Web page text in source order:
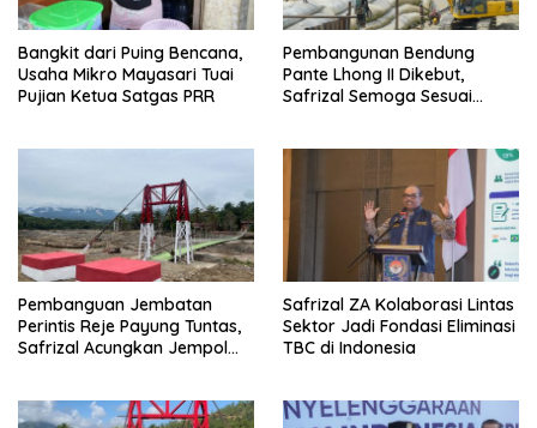
Bangkit dari Puing Bencana,
Usaha Mikro Mayasari Tuai
Pujian Ketua Satgas PRR
Pembangunan Bendung
Pante Lhong II Dikebut,
Safrizal Semoga Sesuai
Pembanguan Jembatan
Perintis Reje Payung Tuntas,
Safrizal Acungkan Jempol
Safrizal ZA Kolaborasi Lintas
Sektor Jadi Fondasi Eliminasi
TBC di Indonesia